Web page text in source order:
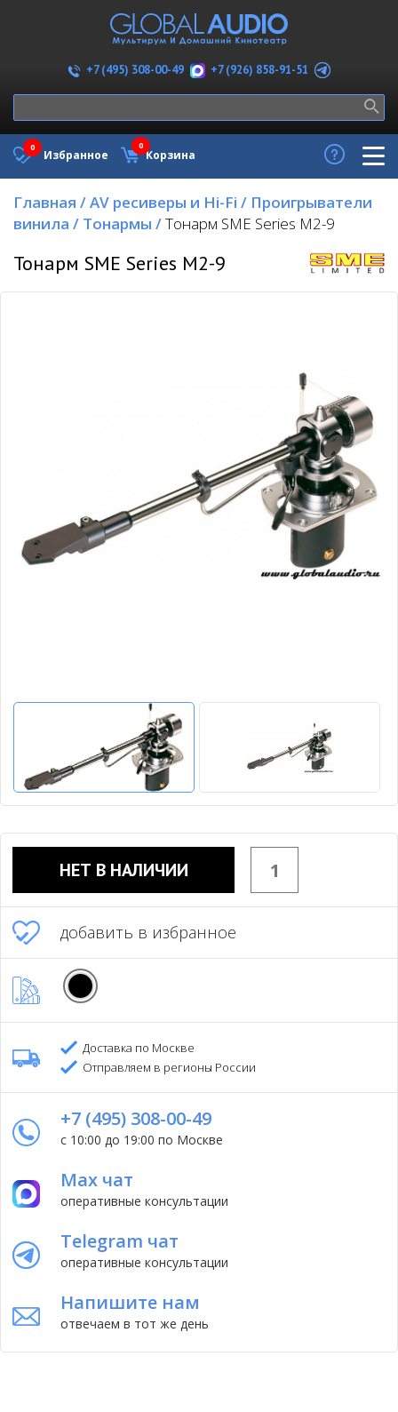
+7 (495) 308-00-49 +7 (926) 858-91-51
Избранное
0
Корзина
0
Главная /AV ресиверы и Hi-Fi / Проигрыватели
винила / Тонармы /Тонарм SME Series M2-9
Тонарм SME Series M2-9
НЕТ В НАЛИЧИИ
добавить в избранное
Доставка по Москве
Отправляем в регионы России
+7 (495) 308-00-49
с 10:00 до 19:00 по Москве
Max чат
оперативные консультации
Telegram чат
оперативные консультации
Напишите нам
отвечаем в тот же день